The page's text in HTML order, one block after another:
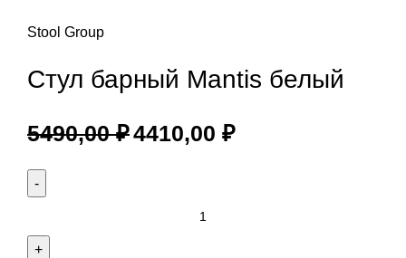
Stool Group
Стул барный Mantis белый
5490,00₽4410,00 ₽